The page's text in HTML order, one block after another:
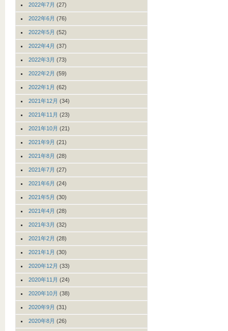
2022年7月 (27)
2022年6月 (76)
2022年5月 (52)
2022年4月 (37)
2022年3月 (73)
2022年2月 (59)
2022年1月 (62)
2021年12月 (34)
2021年11月 (23)
2021年10月 (21)
2021年9月 (21)
2021年8月 (28)
2021年7月 (27)
2021年6月 (24)
2021年5月 (30)
2021年4月 (28)
2021年3月 (32)
2021年2月 (28)
2021年1月 (30)
2020年12月 (33)
2020年11月 (24)
2020年10月 (38)
2020年9月 (31)
2020年8月 (26)